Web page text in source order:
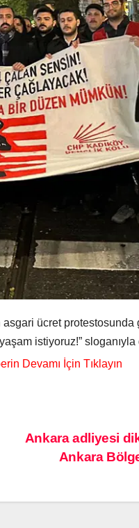
ücret protestosunda
istiyoruz!”
Ankara adliyesi
Ankara